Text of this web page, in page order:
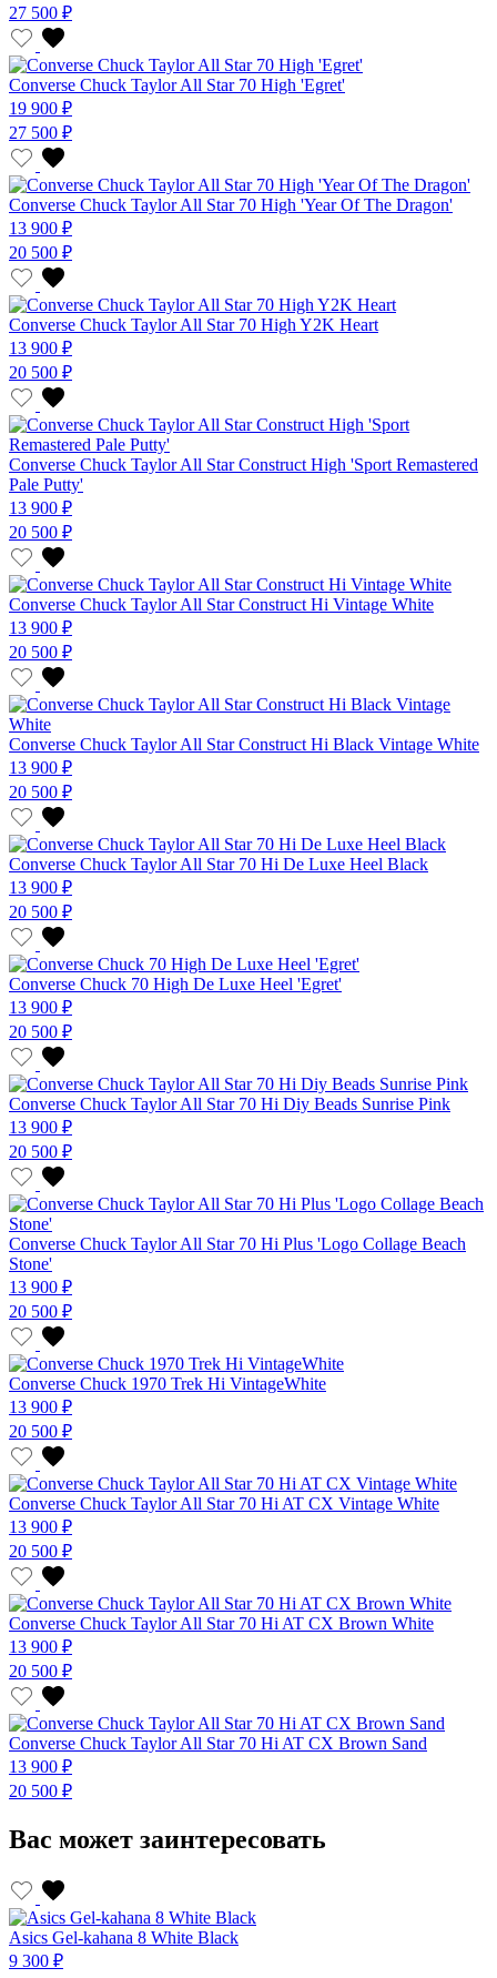
27 500 ₽
Converse Chuck Taylor All Star 70 High 'Egret'
19 900 ₽
27 500 ₽
Converse Chuck Taylor All Star 70 High 'Year Of The Dragon'
13 900 ₽
20 500 ₽
Converse Chuck Taylor All Star 70 High Y2K Heart
13 900 ₽
20 500 ₽
Converse Chuck Taylor All Star Construct High 'Sport Remastered
Pale Putty'
13 900 ₽
20 500 ₽
Converse Chuck Taylor All Star Construct Hi Vintage White
13 900 ₽
20 500 ₽
Converse Chuck Taylor All Star Construct Hi Black Vintage White
13 900 ₽
20 500 ₽
Converse Chuck Taylor All Star 70 Hi De Luxe Heel Black
13 900 ₽
20 500 ₽
Converse Chuck 70 High De Luxe Heel 'Egret'
13 900 ₽
20 500 ₽
Converse Chuck Taylor All Star 70 Hi Diy Beads Sunrise Pink
13 900 ₽
20 500 ₽
Converse Chuck Taylor All Star 70 Hi Plus 'Logo Collage Beach
Stone'
13 900 ₽
20 500 ₽
Converse Chuck 1970 Trek Hi VintageWhite
13 900 ₽
20 500 ₽
Converse Chuck Taylor All Star 70 Hi AT CX Vintage White
13 900 ₽
20 500 ₽
Converse Chuck Taylor All Star 70 Hi AT CX Brown White
13 900 ₽
20 500 ₽
Converse Chuck Taylor All Star 70 Hi AT CX Brown Sand
13 900 ₽
20 500 ₽
Вас может заинтересовать
Asics Gel-kahana 8 White Black
9 300 ₽